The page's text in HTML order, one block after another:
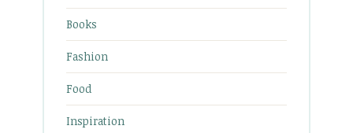
Books
Fashion
Food
Inspiration